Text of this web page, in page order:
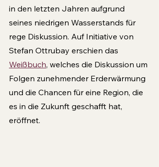
in den letzten Jahren aufgrund
seines niedrigen Wasserstands für
rege Diskussion. Auf Initiative von
Stefan Ottrubay erschien das
Weißbuch, welches die Diskussion um
Folgen zunehmender Erderwärmung
und die Chancen für eine Region, die
es in die Zukunft geschafft hat,
eröffnet.